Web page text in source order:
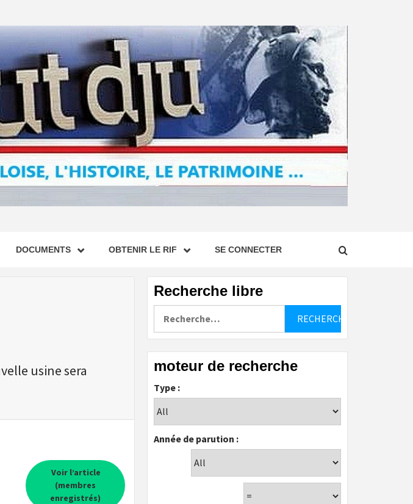
DOCUMENTS OBTENIR LE RIF SE CONNECTER
usine sera
Voir l’article
(membres
enregistrés)
Recherche libre
moteur de recherche
Type :
Année de parution :